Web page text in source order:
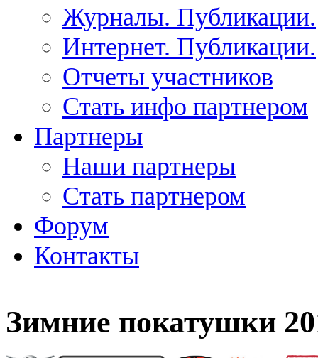
Журналы. Публикации.
Интернет. Публикации.
Отчеты участников
Стать инфо партнером
Партнеры
Наши партнеры
Стать партнером
Форум
Контакты
Зимние покатушки